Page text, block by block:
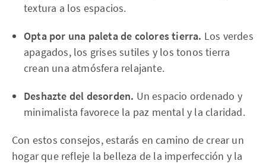
textura a los espacios.
Opta por una paleta de colores tierra. Los verdes
apagados, los grises sutiles y los tonos tierra
crean una atmósfera relajante.
Deshazte del desorden. Un espacio ordenado y
minimalista favorece la paz mental y la claridad.
Con estos consejos, estarás en camino de crear un
hogar que refleje la belleza de la imperfección y la